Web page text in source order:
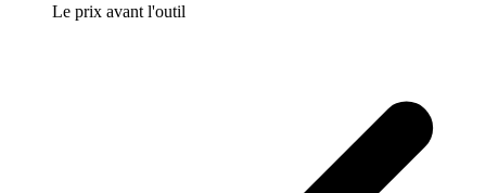
Le prix avant l'outil